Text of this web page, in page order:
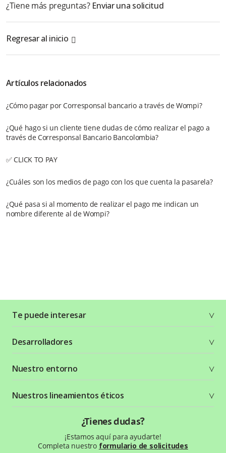
¿Tiene más preguntas? Enviar una solicitud
Regresar al inicio
Artículos relacionados
¿Cómo pagar por Corresponsal bancario a través de Wompi?
¿Qué hago si un cliente tiene dudas de cómo realizar el pago a
través de Corresponsal Bancario Bancolombia?
✅ CLICK TO PAY
¿Cuáles son los medios de pago con los que cuenta la pasarela?
¿Qué pasa si al momento de realizar el pago me indican un
nombre diferente al de Wompi?
Te puede interesar
Planes y tarifas
Crea tu cuenta
Seguridad
Términos y condiciones
Política de privacidad
Desarrolladores
Recursos gráficos
Status Page
Nuestro entorno
¿Qué es Wompi?
Wiki Wompi
Preguntas frecuentes
Nuestros lineamientos éticos
¿Tienes dudas?
¡Estamos aquí para ayudarte!
Completa nuestro formulario de solicitudes